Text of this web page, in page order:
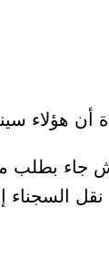
أن هؤلاء
جاء بطلب